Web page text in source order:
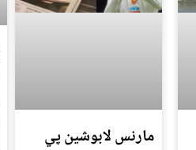
مارنس لابوشين پي